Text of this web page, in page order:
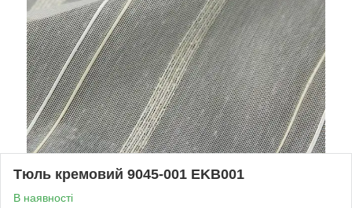
Тюль кремовий 9045-001 EKB001
В наявності